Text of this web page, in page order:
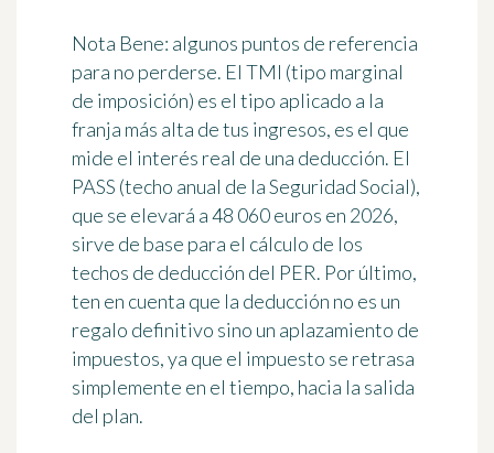
Nota Bene: algunos puntos de referencia
para no perderse. El TMI (tipo marginal
de imposición) es el tipo aplicado a la
franja más alta de tus ingresos, es el que
mide el interés real de una deducción. El
PASS (techo anual de la Seguridad Social),
que se elevará a 48 060 euros en 2026,
sirve de base para el cálculo de los
techos de deducción del PER. Por último,
ten en cuenta que la deducción no es un
regalo definitivo sino un aplazamiento de
impuestos, ya que el impuesto se retrasa
simplemente en el tiempo, hacia la salida
del plan.